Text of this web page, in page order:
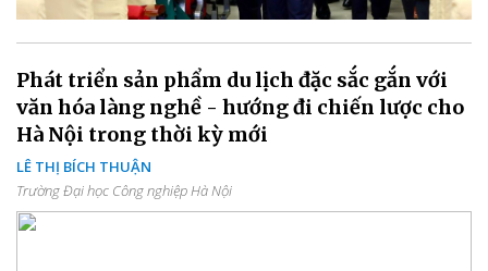
Phát triển sản phẩm du lịch đặc sắc gắn với
văn hóa làng nghề - hướng đi chiến lược cho
Hà Nội trong thời kỳ mới
LÊ THỊ BÍCH THUẬN
Trường Đại học Công nghiệp Hà Nội